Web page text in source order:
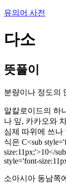
유의어 사전
다소
뜻풀이
분량이나 정도의
알칼로이드의 하
나 잎, 카카오와
심제 따위에 쓰나
식은 C<sub
size:11px;'>10</
style='font-
소아시아 동남쪽